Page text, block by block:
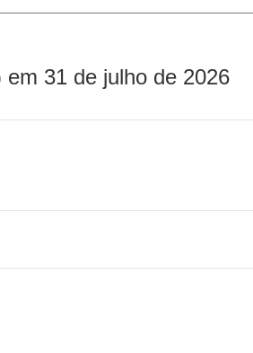
31 de julho de 2026